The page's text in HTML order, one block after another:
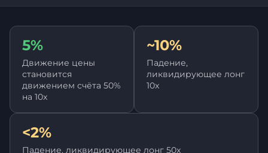
5%
Движение цены
становится
движением счёта 50%
на 10x
~10%
Падение,
ликвидирующее лонг
10x
<2%
Падение, ликвидирующее лонг 50x